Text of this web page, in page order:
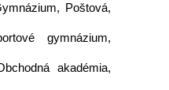
Poštová,
gymnázium,
akadémia,